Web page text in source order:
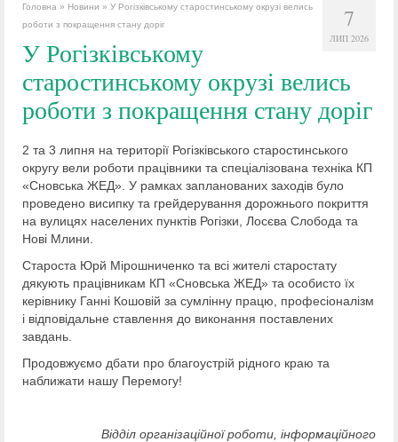
7
ЛИП 2026
Головна » Новини » У Рогізківському старостинському окрузі велись
роботи з покращення стану доріг
У Рогізківському
старостинському окрузі велись
роботи з покращення стану доріг
2 та 3 липня на території Рогізківського старостинського
округу вели роботи працівники та спеціалізована техніка КП
«Сновська ЖЕД». У рамках запланованих заходів було
проведено висипку та грейдерування дорожнього покриття
на вулицях населених пунктів Рогізки, Лосєва Слобода та
Нові Млини.
Староста Юрй Мірошниченко та всі жителі старостату
дякують працівникам КП «Сновська ЖЕД» та особисто їх
керівнику Ганні Кошовій за сумлінну працю, професіоналізм
і відповідальне ставлення до виконання поставлених
завдань.
Продовжуємо дбати про благоустрій рідного краю та
наближати нашу Перемогу!
Відділ організаційної роботи, інформаційного